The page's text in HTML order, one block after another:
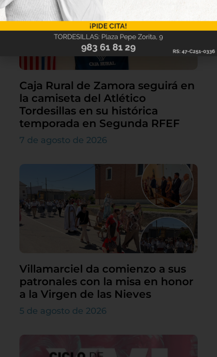
Caja Rural de Zamora seguirá en
la camiseta del Atlético
Tordesillas en su histórica
temporada en Segunda RFEF
7 de agosto de 2026
Villamarciel da comienzo a sus
patronales con la misa en honor
a la Virgen de las Nieves
5 de agosto de 2026